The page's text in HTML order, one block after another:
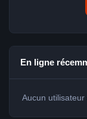
En ligne
Aucun